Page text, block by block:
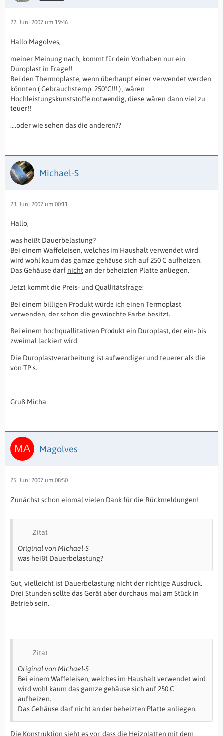
22. Juni 2007 um 19:46
Hallo Magolves,
meiner Meinung nach, kommt für dein Vorhaben nur ein
Duroplast in Frage!!
Bei den Thermoplaste, wenn überhaupt einer verwendet werden
könnten ( Gebrauchstemp. 250°C!!! ) , wären
Hochleistungskunststoffe notwendig, diese wären dann viel zu
teuer!!
....oder wie sehen das die anderen??
Michael-S
23. Juni 2007 um 00:11
Hallo,
was heißt Dauerbelastung?
Bei einem Waffeleisen, welches im Haushalt verwendet wird
wird wohl kaum das gamze gehäuse sich auf 250 C aufheizen.
Das Gehäuse darf nicht an der beheizten Platte anliegen.
Jetzt kommt die Preis- und Quallitätsfrage:
Bei einem billigen Produkt würde ich einen Termoplast
verwenden, der schon die gewünchte Farbe besitzt.
Bei einem hochquallitativen Produkt ein Duroplast, der ein- bis
zweimal lackiert wird.
Die Duroplastverarbeitung ist aufwendiger und teuerer als die
von TP s.
Gruß Micha
Magolves
25. Juni 2007 um 08:50
Zunächst schon einmal vielen Dank für die Rückmeldungen!
Zitat
Original von Michael-S
was heißt Dauerbelastung?
Gut, vielleicht ist Dauerbelastung nicht der richtige Ausdruck.
Drei Stunden sollte das Gerät aber durchaus mal am Stück in
Betrieb sein.
Zitat
Original von Michael-S
Bei einem Waffeleisen, welches im Haushalt verwendet wird
wird wohl kaum das gamze gehäuse sich auf 250 C
aufheizen.
Das Gehäuse darf nicht an der beheizten Platte anliegen.
Die Konstruktion sieht es vor, dass die Heizplatten mit dem